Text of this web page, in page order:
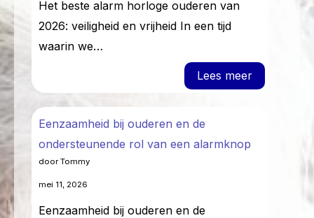
Het beste alarm horloge ouderen van
2026: veiligheid en vrijheid In een tijd
waarin we…
Lees meer: Het beste
Eenzaamheid bij ouderen en de
ondersteunende rol van een alarmknop
door Tommy
mei 11, 2026
Eenzaamheid bij ouderen en de